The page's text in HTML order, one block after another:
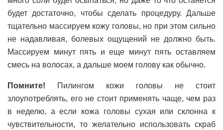
будет достаточно, чтобы сделать процедуру. Дальше
тщательно массируем кожу головы, но при этом сильно
не надавливая, болевых ощущений не должно быть.
Массируем минут пять и еще минут пять оставляем
смесь на волосах, а дальше моем голову как обычно.
Помните! Пилингом кожи головы не стоит
злоупотреблять, его не стоит применять чаще, чем раз
в неделю, а если кожа головы сухая или склонна к
чувствительности, то желательно использовать скраб